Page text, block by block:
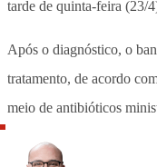
tarde de quinta-feira (23/
Após o diagnóstico, o
tratamento, de acordo
meio de antibióticos